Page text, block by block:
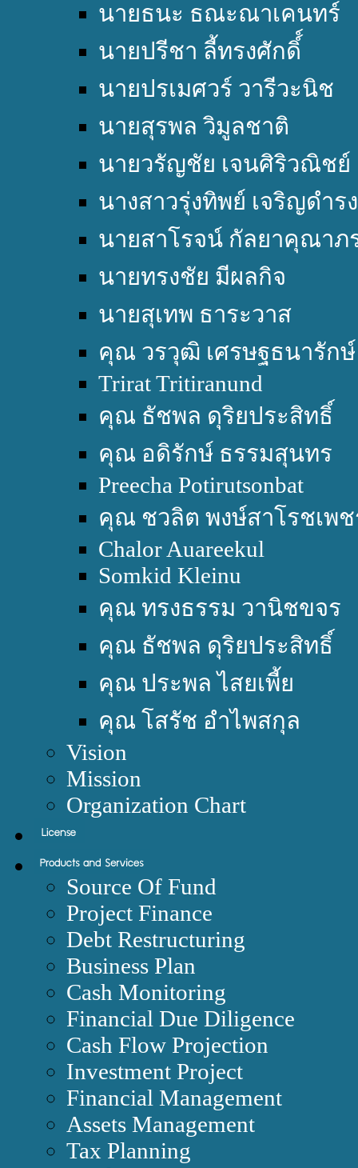
นายธนะ ธณะณาเคนทร์
นายปรีชา ลี้ทรงศักดิ์์
นายปรเมศวร์ วารีวะนิช
นายสุรพล วิมูลชาติ
นายวรัญชัย เจนศิริวณิชย์
นางสาวรุ่งทิพย์ เจริญดำร
นายสาโรจน์ กัลยาคุณา
นายทรงชัย มีผลกิจ
นายสุเทพ ธาระวาส
คุณ วรวุฒิ เศรษฐธนารักษ์
Trirat Tritiranund
คุณ ธัชพล ดุริยประสิทธิ์
คุณ อดิรักษ์ ธรรมสุนทร
Preecha Potirutsonbat
คุณ ชวลิต พงษ์สาโรชเพ
Chalor Auareekul
Somkid Kleinu
คุณ ทรงธรรม วานิชขจร
คุณ ธัชพล ดุริยประสิทธิ์
คุณ ประพล ไสยเพี้ย
คุณ โสรัช อำไพสกุล
Vision
Mission
Organization Chart
Source Of Fund
Project Finance
Debt Restructuring
Business Plan
Cash Monitoring
Financial Due Diligence
Cash Flow Projection
Investment Project
Financial Management
Assets Management
Tax Planning